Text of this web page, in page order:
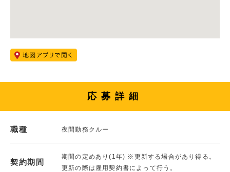
応募詳細
職種 夜間勤務クルー
契約期間
期間の定めあり(1年) ※更新する場合があり得る。
更新の際は雇用契約書によって行う。